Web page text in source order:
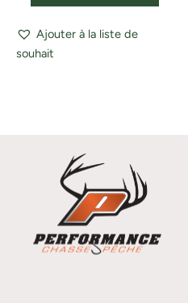
Ajouter à la liste de
souhait